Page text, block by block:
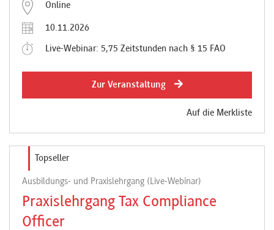
Online
10.11.2026
Live-Webinar: 5,75 Zeitstunden nach § 15 FAO
Zur Veranstaltung
Auf die Merkliste
Topseller
Ausbildungs- und Praxislehrgang (Live-Webinar)
Praxislehrgang Tax Compliance
Officer